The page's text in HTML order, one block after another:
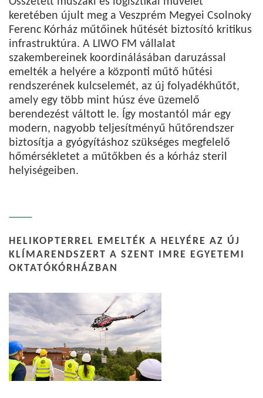
keretében újult meg a Veszprém Megyei Csolnoky
Ferenc Kórház műtőinek hűtését biztosító kritikus
infrastruktúra. A LIWO FM vállalat
szakembereinek koordinálásában daruzással
emelték a helyére a központi műtő hűtési
rendszerének kulcselemét, az új folyadékhűtőt,
amely egy több mint húsz éve üzemelő
berendezést váltott le. Így mostantól már egy
modern, nagyobb teljesítményű hűtőrendszer
biztosítja a gyógyításhoz szükséges megfelelő
hőmérsékletet a műtőkben és a kórház steril
helyiségeiben.
HELIKOPTERREL EMELTÉK A HELYÉRE AZ ÚJ
KLÍMARENDSZERT A SZENT IMRE EGYETEMI
OKTATÓKÓRHÁZBAN